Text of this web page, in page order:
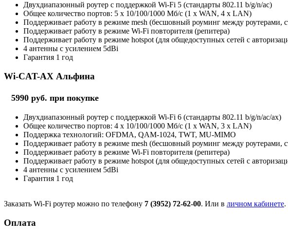
Двухдиапазонный роутер с поддержкой Wi-Fi 5 (стандарты 802.11 b/g/n/ac)
Общее количество портов: 5 х 10/100/1000 Мб/с (1 x WAN, 4 x LAN)
Поддерживает работу в режиме mesh (бесшовный роуминг между роутерами,
Поддерживает работу в режиме Wi-Fi повторителя (репитера)
Поддерживает работу в режиме hotspot (для общедоступных сетей с
4 антенны с усилением 5dBi
Гарантия 1 год
Wi-CAT-AX Альфина
5990 руб. при покупке
Двухдиапазонный роутер с поддержкой Wi-Fi 6 (стандарты 802.11 b/g/n/ac/ax)
Общее количество портов: 4 х 10/100/1000 Мб/с (1 x WAN, 3 x LAN)
Поддержка технологий: OFDMA, QAM-1024, TWT, MU-MIMO
Поддерживает работу в режиме mesh (бесшовный роуминг между роутерами,
Поддерживает работу в режиме Wi-Fi повторителя (репитера)
Поддерживает работу в режиме hotspot (для общедоступных сетей с
4 антенны с усилением 5dBi
Гарантия 1 год
Заказать Wi-Fi роутер можно по телефону 7 (3952) 72-62-00. Или в личном кабинете.
Оплата